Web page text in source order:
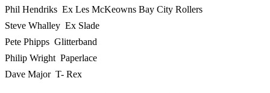
Phil Hendriks  Ex Les McKeowns Bay City Rollers
Steve Whalley  Ex Slade
Pete Phipps  Glitterband
Philip Wright  Paperlace
Dave Major  T- Rex